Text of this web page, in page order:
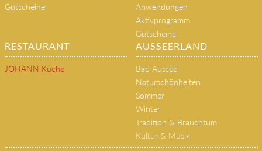
Gutscheine
Anwendungen
Aktivprogramm
Gutscheine
RESTAURANT
JOHANN Küche
AUSSEERLAND
Bad Aussee
Naturschönheiten
Sommer
Winter
Tradition & Brauchtum
Kultur & Musik